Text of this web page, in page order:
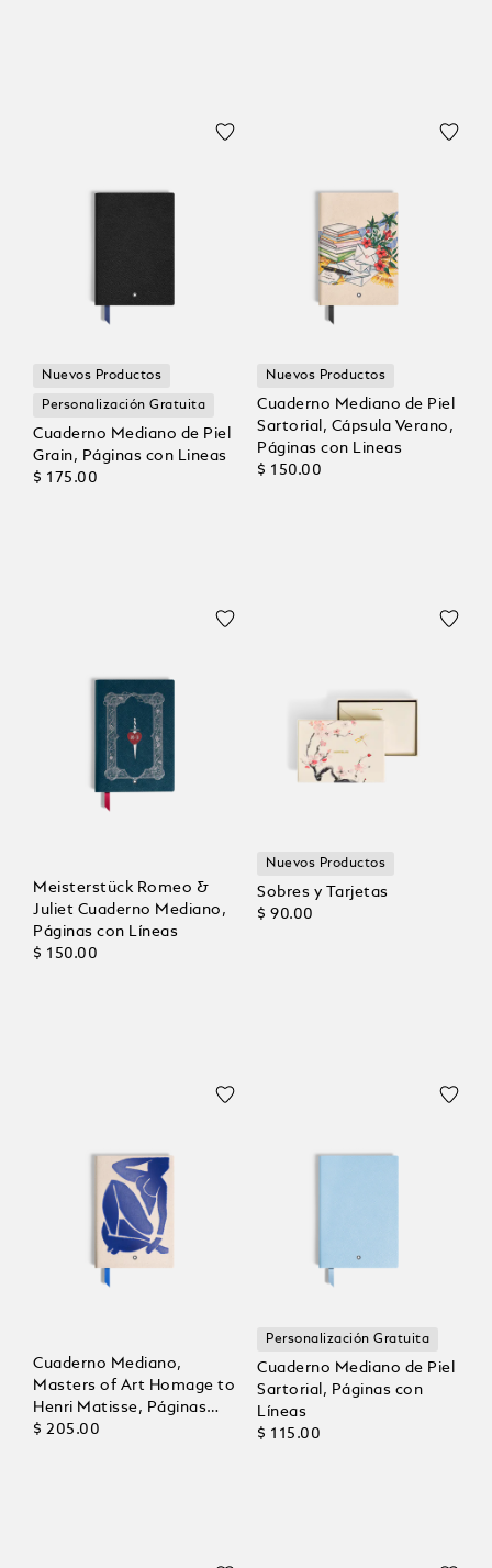
Nuevos Productos
Personalización Gratuita
Cuaderno Mediano de Piel
Grain, Páginas con Lineas
$ 175.00
Nuevos Productos
Cuaderno Mediano de Piel
Sartorial, Cápsula Verano,
Páginas con Lineas
$ 150.00
Meisterstück Romeo &
Juliet Cuaderno Mediano,
Páginas con Líneas
$ 150.00
Nuevos Productos
Sobres y Tarjetas
$ 90.00
Cuaderno Mediano,
Masters of Art Homage to
Henri Matisse, Páginas
con Líneas
$ 205.00
Personalización Gratuita
Cuaderno Mediano de Piel
Sartorial, Páginas con
Líneas
$ 115.00